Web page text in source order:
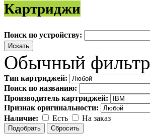
Картриджи
Поиск по устройству:
Обычный фильтр
Тип картриджей:
Поиск по названию:
Производитель картриджей:
Признак оригинальности:
Наличие:
Есть На заказ